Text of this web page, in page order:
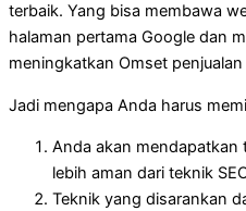
terbaik. Yang bisa membawa
halaman pertama Google dan
meningkatkan Omset penjualan
Jadi mengapa Anda harus
Anda akan mendapatkan
lebih aman dari teknik
Teknik yang disarankan